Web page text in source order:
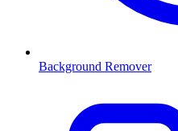
Background Remover